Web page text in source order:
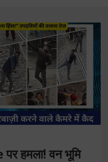
हमला! वन भूमि